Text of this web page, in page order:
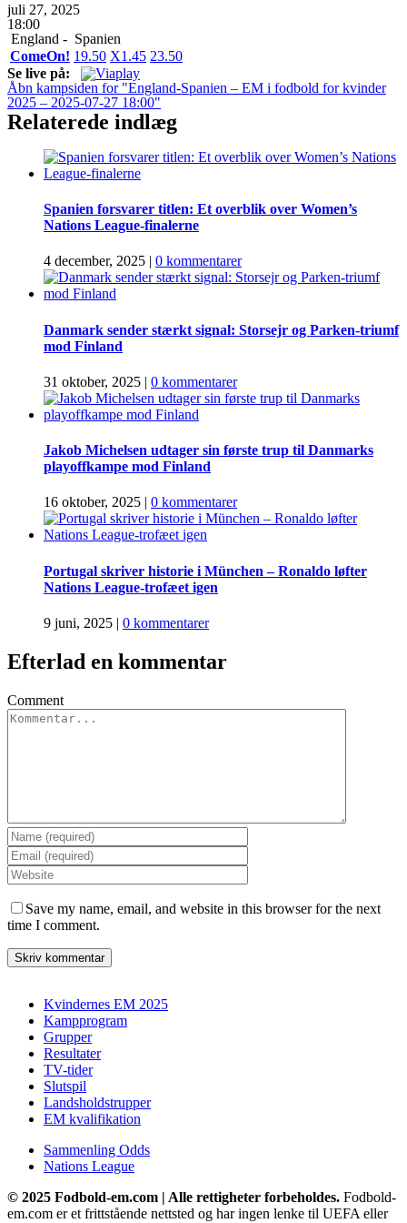
juli 27, 2025
18:00
England - Spanien
ComeOn! 19.50 X1.45 23.50
Se live på:
Åbn kampsiden for "England-Spanien – EM i fodbold for kvinder
2025 – 2025-07-27 18:00"
Relaterede indlæg
Spanien forsvarer titlen: Et overblik over Women’s
Nations League-finalerne
4 december, 2025 | 0 kommentarer
Danmark sender stærkt signal: Storsejr og Parken-triumf
mod Finland
31 oktober, 2025 | 0 kommentarer
Jakob Michelsen udtager sin første trup til Danmarks
playoffkampe mod Finland
16 oktober, 2025 | 0 kommentarer
Portugal skriver historie i München – Ronaldo løfter
Nations League-trofæet igen
9 juni, 2025 | 0 kommentarer
Efterlad en kommentar
Comment
Save my name, email, and website in this browser for the next
time I comment.
Kvindernes EM 2025
Kampprogram
Grupper
Resultater
TV-tider
Slutspil
Landsholdstrupper
EM kvalifikation
Sammenling Odds
Nations League
© 2025 Fodbold-em.com | Alle rettigheter forbeholdes. Fodbold-
em.com er et frittstående nettsted og har ingen lenke til UEFA eller